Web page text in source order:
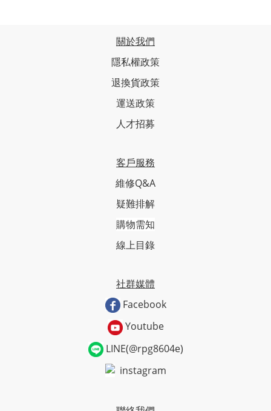
關於我們
隱私權政策
退換貨政策
運送政策
人才招募
客戶服務
維修Q&A
疑難排解
購物需知
線上目錄
社群媒體
Facebook
Youtube
LINE(@rpg8604e)
instagram